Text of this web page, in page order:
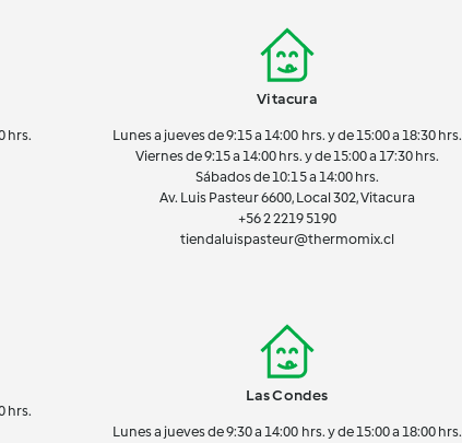
hrs.
hrs.
Vitacura
Lunes a jueves de 9:15 a 14:00 hrs. y de 15:00 a 18:30 hrs.
Viernes de 9:15 a 14:00 hrs. y de 15:00 a 17:30 hrs.
Sábados de 10:15 a 14:00 hrs.
Av. Luis Pasteur 6600, Local 302, Vitacura
+56 2 2219 5190
tiendaluispasteur@thermomix.cl
Las Condes
Lunes a jueves de 9:30 a 14:00 hrs. y de 15:00 a 18:00 hrs.